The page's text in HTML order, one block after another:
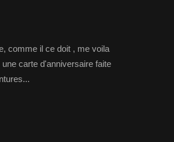
comme il ce doit , me voila
carte d'anniversaire faite